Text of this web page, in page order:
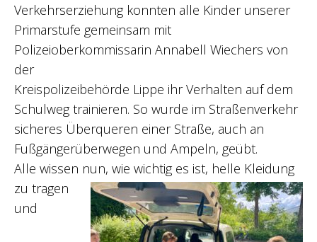
Verkehrserziehung konnten alle Kinder unserer
Primarstufe gemeinsam mit
Polizeioberkommissarin Annabell Wiechers von
der
Kreispolizeibehörde Lippe ihr Verhalten auf dem
Schulweg trainieren. So wurde im Straßenverkehr
sicheres Überqueren einer Straße, auch an
Fußgängerüberwegen und Ampeln, geübt.
Alle wissen nun, wie wichtig es ist, helle Kleidung
zu tragen
und